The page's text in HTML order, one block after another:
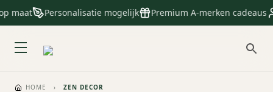
maat Personalisatie mogelijk Premium A-merken cadeaus
HOME › ZEN DECOR